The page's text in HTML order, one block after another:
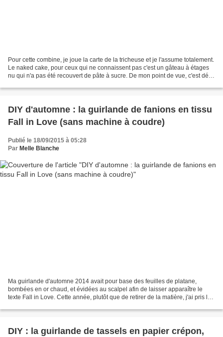
Pour cette combine, je joue la carte de la tricheuse et je l'assume totalement.
Le naked cake, pour ceux qui ne connaissent pas c'est un gâteau à étages
nu qui n'a pas été recouvert de pâte à sucre. De mon point de vue, c'est déjà
DIY d'automne : la guirlande de fanions en tissu
Fall in Love (sans machine à coudre)
Publié le 18/09/2015 à 05:28
Par Melle Blanche
Ma guirlande d'automne 2014 avait pour base des feuilles de platane,
bombées en or chaud, et évidées au scalpel afin de laisser apparaître le
texte Fall in Love. Cette année, plutôt que de retirer de la matière, j'ai pris le
DIY : la guirlande de tassels en papier crépon,